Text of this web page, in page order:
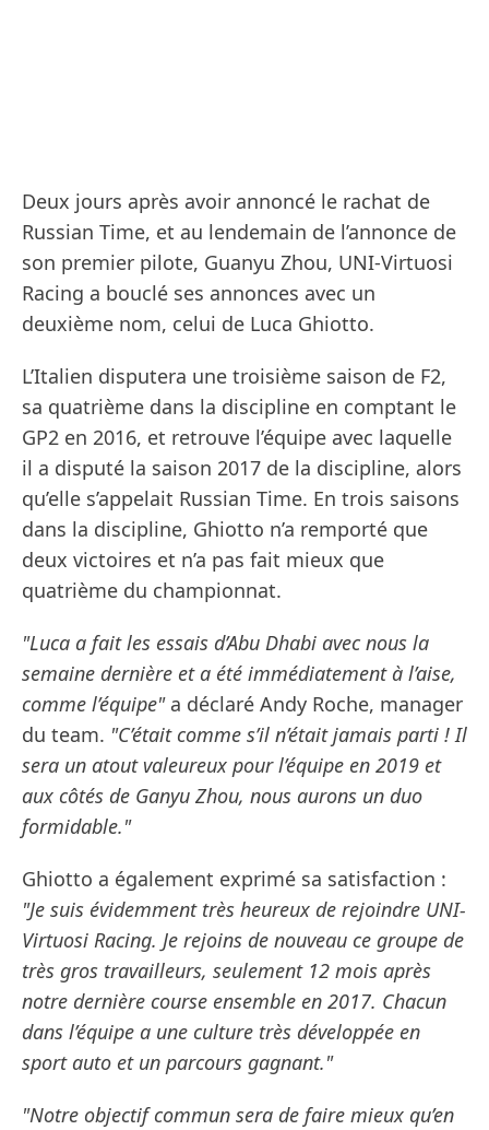
Deux jours après avoir annoncé le rachat de
Russian Time, et au lendemain de l’annonce de
son premier pilote, Guanyu Zhou, UNI-Virtuosi
Racing a bouclé ses annonces avec un
deuxième nom, celui de Luca Ghiotto.
L’Italien disputera une troisième saison de F2,
sa quatrième dans la discipline en comptant le
GP2 en 2016, et retrouve l’équipe avec laquelle
il a disputé la saison 2017 de la discipline, alors
qu’elle s’appelait Russian Time. En trois saisons
dans la discipline, Ghiotto n’a remporté que
deux victoires et n’a pas fait mieux que
quatrième du championnat.
"Luca a fait les essais d’Abu Dhabi avec nous la
semaine dernière et a été immédiatement à l’aise,
comme l’équipe"a déclaré Andy Roche, manager
du team. "C’était comme s’il n’était jamais parti ! Il
sera un atout valeureux pour l’équipe en 2019 et
aux côtés de Ganyu Zhou, nous aurons un duo
formidable."
Ghiotto a également exprimé sa satisfaction :
"Je suis évidemment très heureux de rejoindre UNI-
Virtuosi Racing. Je rejoins de nouveau ce groupe de
très gros travailleurs, seulement 12 mois après
notre dernière course ensemble en 2017. Chacun
dans l’équipe a une culture très développée en
sport auto et un parcours gagnant."
"Notre objectif commun sera de faire mieux qu’en